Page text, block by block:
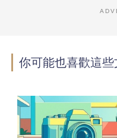
你可能也喜歡這些